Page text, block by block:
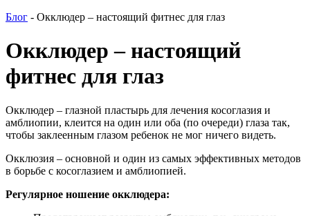
Блог - Окклюдер – настоящий фитнес для глаз
Окклюдер – настоящий
фитнес для глаз
Окклюдер – глазной пластырь для лечения косоглазия и
амблиопии, клеится на один или оба (по очереди) глаза так,
чтобы заклеенным глазом ребенок не мог ничего видеть.
Окклюзия – основной и один из самых эффективных методов
в борьбе с косоглазием и амблиопией.
Регулярное ношение окклюдера: